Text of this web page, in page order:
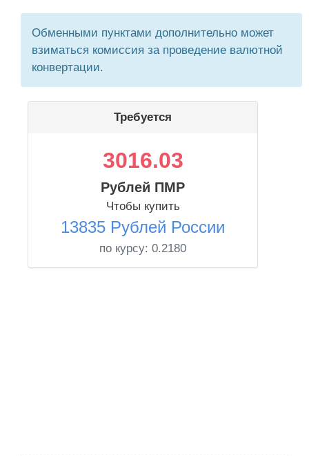
Обменными пунктами дополнительно может
взиматься комиссия за проведение валютной
конвертации.
Требуется
3016.03
Рублей ПМР
Чтобы купить
13835 Рублей России
по курсу: 0.2180